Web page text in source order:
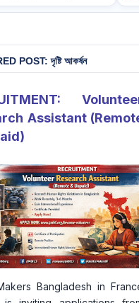
Asad in Bogura
POST: দৃষ্টি আকর্ষন
Assistant
Bangladesh in